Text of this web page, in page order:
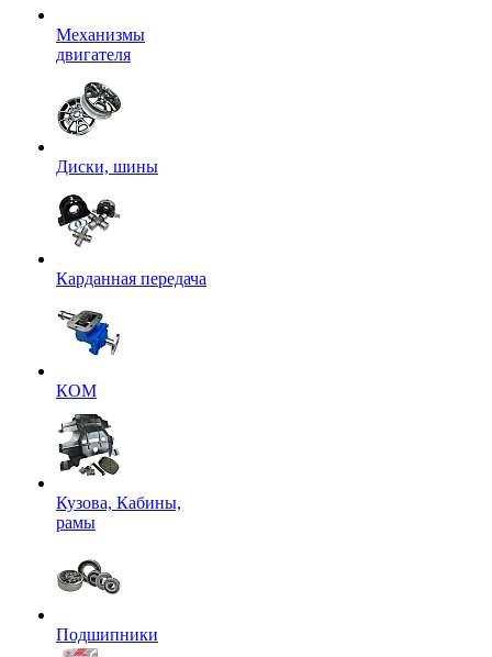
Механизмы
двигателя
Диски, шины
Карданная передача
КОМ
Кузова, Кабины,
рамы
Подшипники